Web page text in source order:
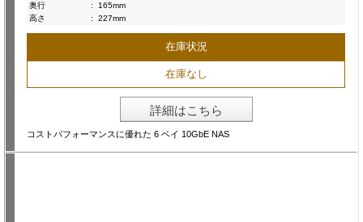
奥行
:
165mm
高さ
: 227mm
在庫状況
在庫なし
詳細はこちら
コストパフォーマンスに優れた 6 ベイ 10GbE NAS